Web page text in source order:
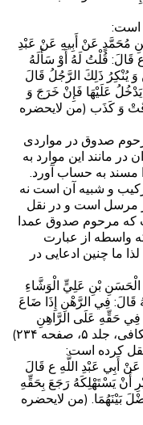
است:
مُحَمَّدٍ عَنْ أَبِيهِ عَنْ عَبْدِ
قَالَ: قُلْتُ لَهُ أَوْ سَأَلَهُ
يُنْكِرُ ذَلِكَ الرَّجُلُ قَالَ
يَدْخُلُ عَلَيْهَا فَإِنْ خَرَجَ وَ
وَ كَذَب (من لایحضره
صدوق در مواردی
در مانند این موارد به
مسند به حساب آورد.
و شبیه آن است نه
مرسل است و در نقل
مرحوم صدوق عمدا
واسطه از عبارت
ما چنین ادعایی در
بْنِ عَلِيٍّ الْوَشَّاءِ
قَالَ: فِي الرَّهْنِ إِذَا ضَاعَ
فِي حَقِّهِ عَلَى الرَّاهِنِ
صفحه ۲۳۴)
کرده است:
أَبِي عَبْدِ اللَّهِ ع قَالَ‏
أَنْ يَسْتَهْلِكَهُ رَجَعَ بِحَقِّهِ
بَيْنَهُمَا. (من لایحضره